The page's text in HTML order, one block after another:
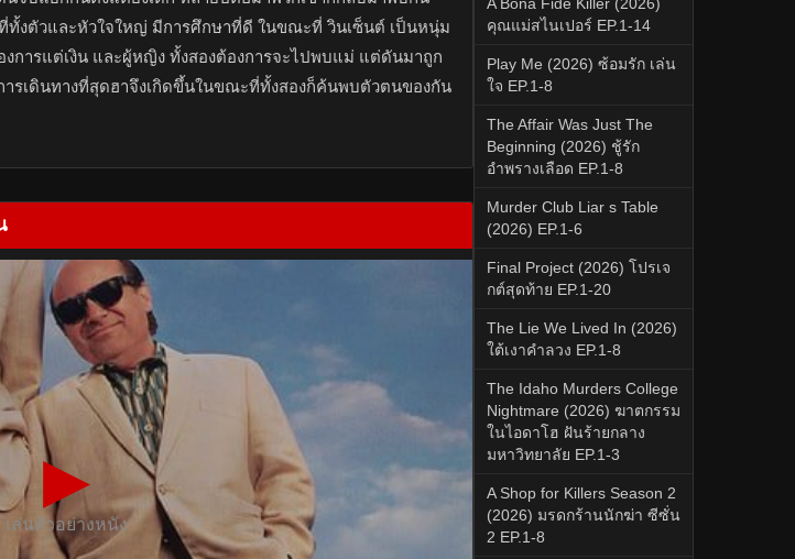
ทั้งตัวและหัวใจใหญ่ มีการศึกษาที่ดี ในขณะที่ วินเซ็นต์ เป็นหนุ่ม
งการแต่เงิน และผู้หญิง ทั้งสองต้องการจะไปพบแม่ แต่ดันมาถูก
รเดินทางที่สุดฮาจึงเกิดขึ้นในขณะที่ทั้งสองก็ค้นพบตัวตนของกัน
▶
เล่นตัวอย่างหนัง
คุณแม่สไนเปอร์ EP.1-14
Play Me (2026) ซ้อมรัก เล่น
ใจ EP.1-8
The Affair Was Just The
Beginning (2026) ชู้รัก
อำพรางเลือด EP.1-8
Murder Club Liar s Table
(2026) EP.1-6
Final Project (2026) โปรเจ
กต์สุดท้าย EP.1-20
The Lie We Lived In (2026)
ใต้เงาคำลวง EP.1-8
The Idaho Murders College
Nightmare (2026) ฆาตกรรม
ในไอดาโฮ ฝันร้ายกลาง
มหาวิทยาลัย EP.1-3
A Shop for Killers Season 2
(2026) มรดกร้านนักฆ่า ซีซั่น
2 EP.1-8